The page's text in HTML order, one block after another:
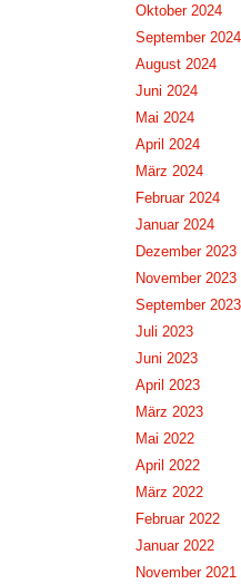
Oktober 2024
September 2024
August 2024
Juni 2024
Mai 2024
April 2024
März 2024
Februar 2024
Januar 2024
Dezember 2023
November 2023
September 2023
Juli 2023
Juni 2023
April 2023
März 2023
Mai 2022
April 2022
März 2022
Februar 2022
Januar 2022
November 2021